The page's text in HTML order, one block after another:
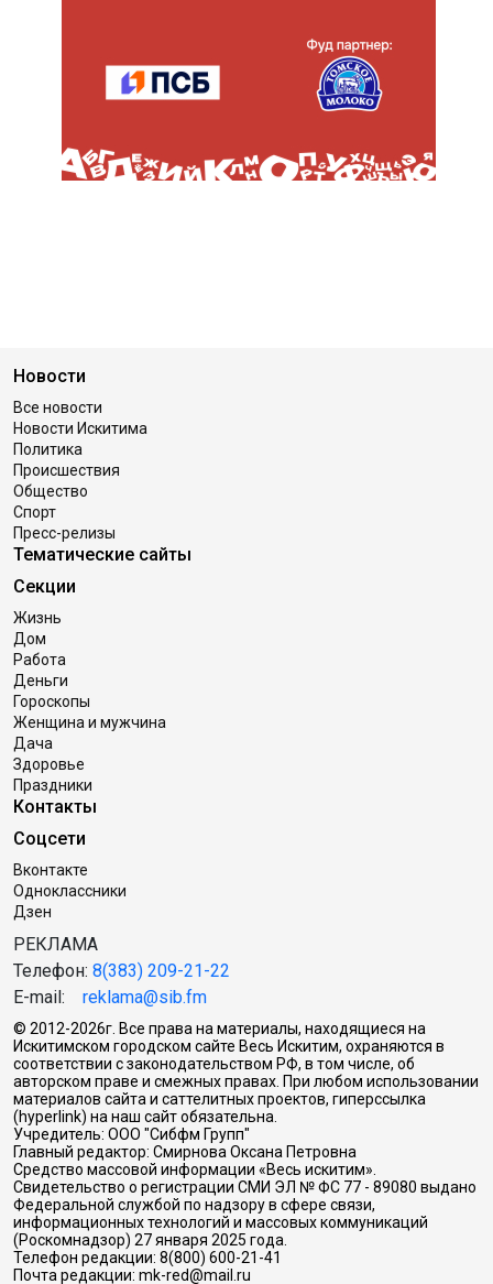
Новости
Все новости
Новости Искитима
Политика
Происшествия
Общество
Спорт
Пресс-релизы
Тематические сайты
Секции
Жизнь
Дом
Работа
Деньги
Гороскопы
Женщина и мужчина
Дача
Здоровье
Праздники
Контакты
Соцсети
Вконтакте
Одноклассники
Дзен
РЕКЛАМА
Телефон: 8(383) 209-21-22
E-mail: reklama@sib.fm
© 2012-2026г. Все права на материалы, находящиеся на
Искитимском городском сайте Весь Искитим, охраняются в
соответствии с законодательством РФ, в том числе, об
авторском праве и смежных правах. При любом использовании
материалов сайта и саттелитных проектов, гиперссылка
(hyperlink) на наш сайт обязательна.
Учредитель: ООО "Сибфм Групп"
Главный редактор: Смирнова Оксана Петровна
Средство массовой информации «Весь искитим».
Свидетельство о регистрации СМИ ЭЛ № ФС 77 - 89080 выдано
Федеральной службой по надзору в сфере связи,
информационных технологий и массовых коммуникаций
(Роскомнадзор) 27 января 2025 года.
Телефон редакции: 8(800) 600-21-41
Почта редакции: mk-red@mail.ru